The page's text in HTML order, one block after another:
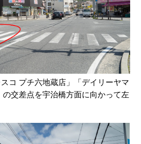
コ プチ六地蔵店」「デイリーヤマ
交差点を宇治橋方面に向かって左